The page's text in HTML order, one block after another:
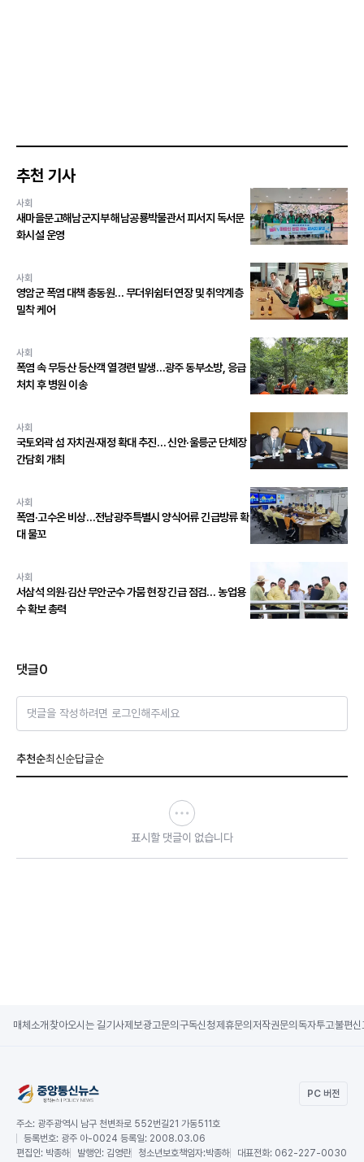
추천 기사
사회
새마을문고해남군지부 해남공룡박물관서 피서지 독서문
화시설 운영
사회
영암군 폭염 대책 총동원… 무더위쉼터 연장 및 취약계층
밀착 케어
사회
폭염 속 무등산 등산객 열경련 발생…광주 동부소방, 응급
처치 후 병원 이송
사회
국토외곽 섬 자치권·재정 확대 추진… 신안·울릉군 단체장
간담회 개최
사회
폭염·고수온 비상…전남광주특별시 양식어류 긴급방류 확
대 물꼬
사회
서삼석 의원·김산 무안군수 가뭄 현장 긴급 점검… 농업용
수 확보 총력
댓글0
댓글을 작성하려면 로그인해주세요
추천순최신순답글순
표시할 댓글이 없습니다
매체소개 찾아오시는 길기사제보광고문의 구독신청제휴문의 저작권문의 독자투고불편신
PC 버전
주소: 광주광역시 남구 천변좌로 552번길21 가동511호
등록번호: 광주 아-0024 등록일: 2008.03.06
편집인: 박종하 발행인: 김영란 청소년보호책임자:박종하 대표전화: 062-227-0030